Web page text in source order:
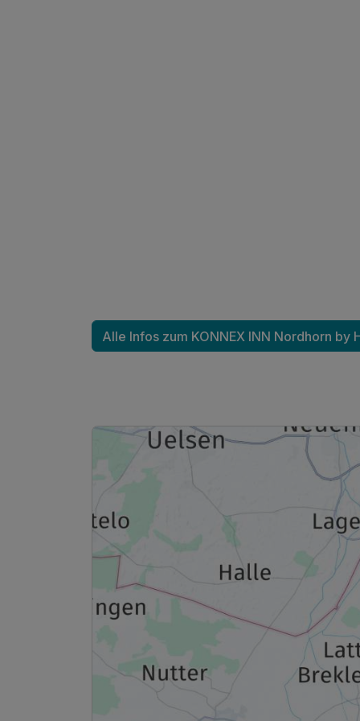
pro Person (60 Minuten)
Alle Infos zum KONNEX INN Nordhorn by